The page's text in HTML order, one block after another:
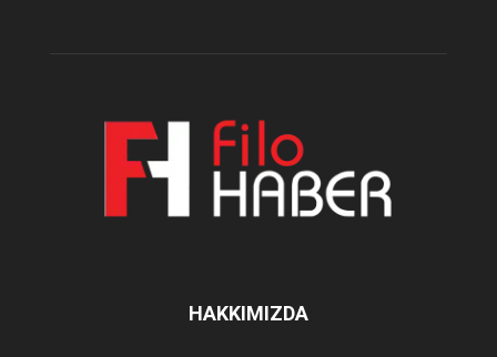
HAKKIMIZDA